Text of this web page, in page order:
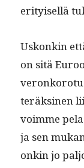
eri­tyisel­lä
Uskonkin
on sitä
teräksi­nen
voimme
ja sen
onkin jo